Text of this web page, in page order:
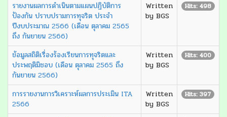
รายงานผลการดำเนินตามแผนปฏิบัติการ
ป้องกัน ปราบปรามการทุจริต ประจำ
ปีงบประมาณ 2566 (เดือน ตุลาคม 2565
ถึง กันยายน 2566)
Written
by BGS
Hits: 498
ข้อมูลสถิติเรื่องร้องเรียนการทุจริตและ
ประพฤติมิชอบ (เดือน ตุลาคม 2565 ถึง
กันยายน 2566)
Written
by BGS
Hits: 400
การรายงานการวิเคราะห์ผลการประเมิน ITA
2566
Written
by BGS
Hits: 397